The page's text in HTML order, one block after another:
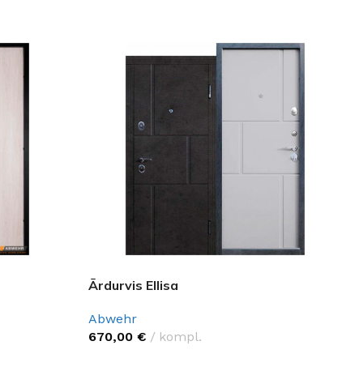
Ārdurvis Ellisa
Abwehr
670,00 € kompl.